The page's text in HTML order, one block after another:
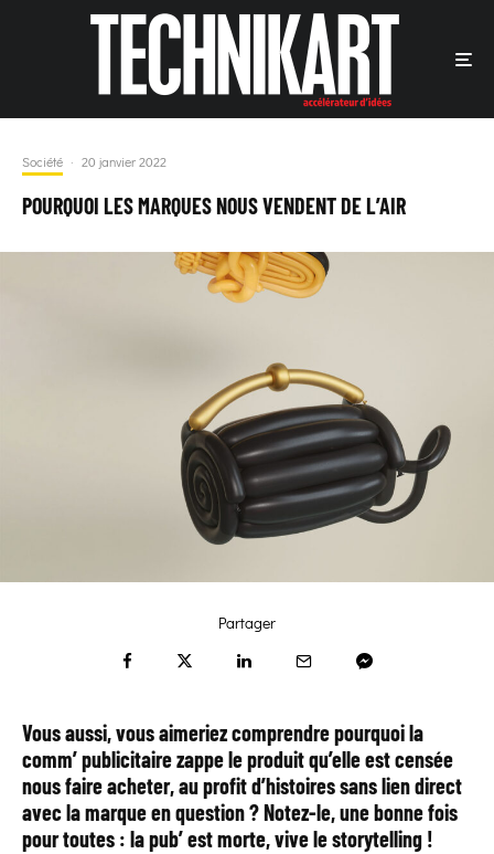
Société · 20 janvier 2022
POURQUOI LES MARQUES NOUS VENDENT DE L’AIR
Partager
Vous aussi, vous aimeriez comprendre pourquoi la
comm’ publicitaire zappe le produit qu’elle est censée
nous faire acheter, au profit d’histoires sans lien direct
avec la marque en question ? Notez-le, une bonne fois
pour toutes : la pub’ est morte, vive le storytelling !